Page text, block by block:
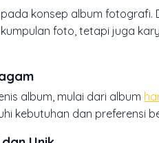
konsep album
foto, tetapi juga
album, mulai dari album
kebutuhan dan preferensi